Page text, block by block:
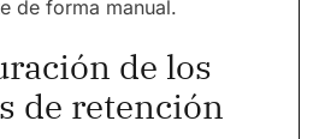
de forma manual.
de los
de retención